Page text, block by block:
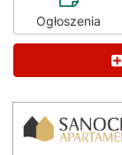
Ogłoszenia